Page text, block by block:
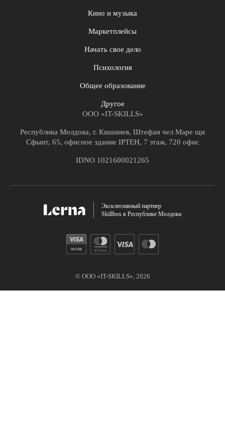
Кино и музыка
Маркетплейсы
Начать свое дело
Психология
Общее образование
Другое
ООО «IT-SKILLS»
Республика Молдова, г. Кишинев, Штефан чел Маре щи
Сфынт, 65, офисное здание IPTEH, 7 этаж, 720 офис
IDNO 1021600021265
Эксклюзивный партнер
Skillbox в Республике Молдова
© ООО «IT-SKILLS», 2026